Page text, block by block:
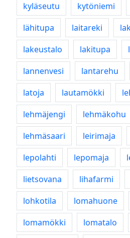
kyläseutu
kytöniemi
lähitupa
laitareki
lakeustalo
lakitupa
lannenvesi
lantarehu
latoja
lautamökki
lehmäjengi
lehmäkohu
lehmäsaari
leirimaja
lepolahti
lepomaja
lietsovana
lihafarmi
lohkotila
lomahuone
lomamökki
lomatalo